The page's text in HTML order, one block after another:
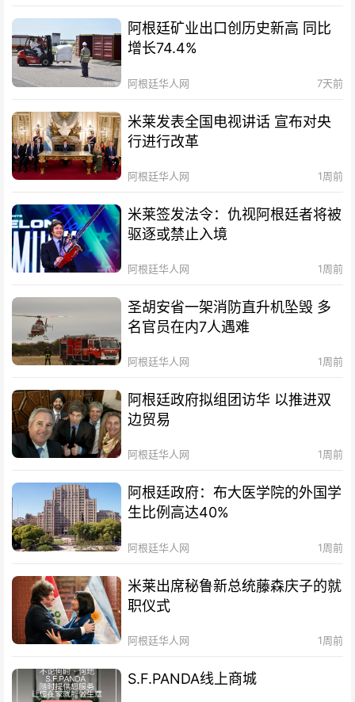
阿根廷矿业出口创历史新高 同比
增长74.4%
阿根廷华人网 7天前
米莱发表全国电视讲话 宣布对央
行进行改革
阿根廷华人网 1周前
米莱签发法令：仇视阿根廷者将被
驱逐或禁止入境
阿根廷华人网 1周前
圣胡安省一架消防直升机坠毁 多
名官员在内7人遇难
阿根廷华人网 1周前
阿根廷政府拟组团访华 以推进双
边贸易
阿根廷华人网 1周前
阿根廷政府：布大医学院的外国学
生比例高达40%
阿根廷华人网 1周前
米莱出席秘鲁新总统藤森庆子的就
职仪式
阿根廷华人网 1周前
S.F.PANDA线上商城